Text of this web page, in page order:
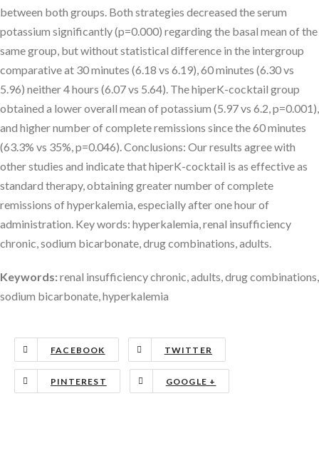
between both groups. Both strategies decreased the serum
potassium significantly (p=0.000) regarding the basal mean of the
same group, but without statistical difference in the intergroup
comparative at 30 minutes (6.18 vs 6.19), 60 minutes (6.30 vs
5.96) neither 4 hours (6.07 vs 5.64). The hiperK-cocktail group
obtained a lower overall mean of potassium (5.97 vs 6.2, p=0.001),
and higher number of complete remissions since the 60 minutes
(63.3% vs 35%, p=0.046). Conclusions: Our results agree with
other studies and indicate that hiperK-cocktail is as effective as
standard therapy, obtaining greater number of complete
remissions of hyperkalemia, especially after one hour of
administration. Key words: hyperkalemia, renal insufficiency
chronic, sodium bicarbonate, drug combinations, adults.
Keywords:renal insufficiency chronic, adults, drug combinations,
sodium bicarbonate, hyperkalemia
FACEBOOK TWITTER
PINTEREST GOOGLE +